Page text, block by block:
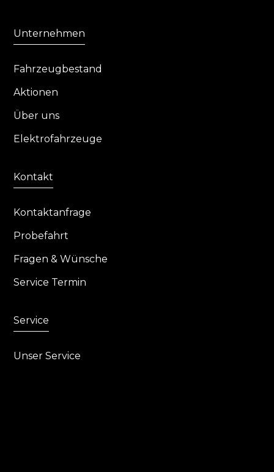
Unternehmen
Fahrzeugbestand
Aktionen
Über uns
Elektrofahrzeuge
Kontakt
Kontaktanfrage
Probefahrt
Fragen & Wünsche
Service Termin
Service
Unser Service